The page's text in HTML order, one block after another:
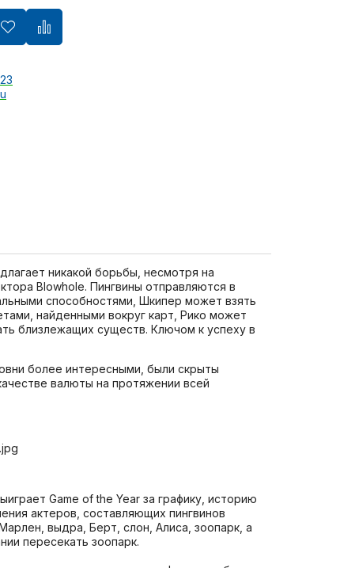
никакой борьбы, несмотря на
Blowhole. Пингвины отправляются в
способностями, Шкипер может взять
найденными вокруг карт, Рико может
близлежащих существ. Ключом к успеху в
более интересными, были скрыты
валюты на протяжении всей
Game of the Year за графику, историю
актеров, составляющих пингвинов
выдра, Берт, слон, Алиса, зоопарк, а
пересекать зоопарк.